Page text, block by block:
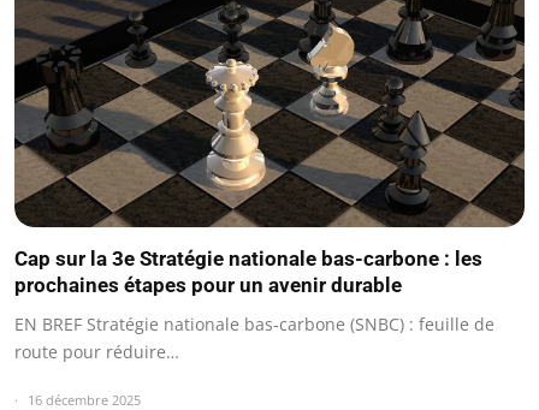
Cap sur la 3e Stratégie nationale bas-carbone : les
prochaines étapes pour un avenir durable
EN BREF Stratégie nationale bas-carbone (SNBC) : feuille de
route pour réduire…
16 décembre 2025